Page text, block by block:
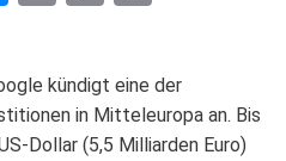
kündigt eine der
in Mitteleuropa an. Bis
Dollar (5,5 Milliarden Euro)